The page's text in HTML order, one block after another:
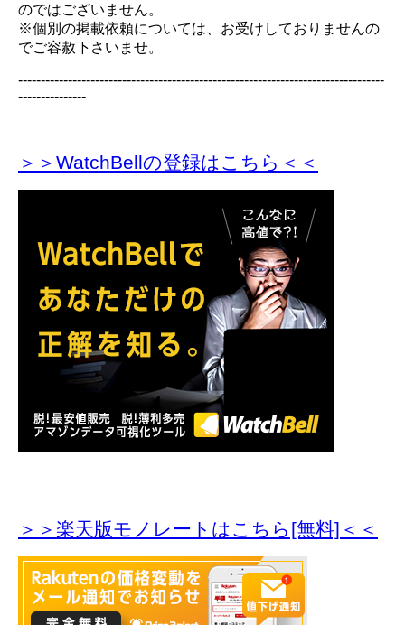
のではございません。
※個別の掲載依頼については、お受けしておりませんの
でご容赦下さいませ。
---------------------------------------------------------------------------------
---------------
＞＞WatchBellの登録はこちら＜＜
＞＞楽天版モノレートはこちら[無料]＜＜